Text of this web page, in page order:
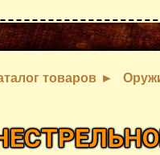
товаров